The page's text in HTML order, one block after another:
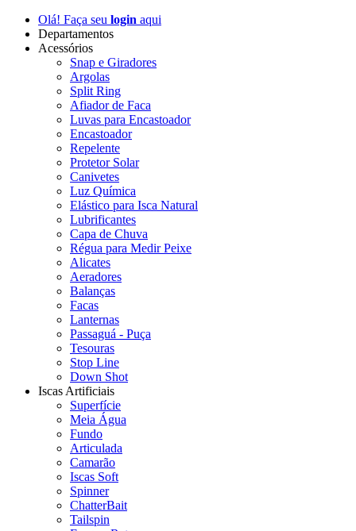
Olá! Faça seu login aqui
Departamentos
Acessórios
Snap e Giradores
Argolas
Split Ring
Afiador de Faca
Luvas para Encastoador
Encastoador
Repelente
Protetor Solar
Canivetes
Luz Química
Elástico para Isca Natural
Lubrificantes
Capa de Chuva
Régua para Medir Peixe
Alicates
Aeradores
Balanças
Facas
Lanternas
Passaguá - Puça
Tesouras
Stop Line
Down Shot
Iscas Artificiais
Superfície
Meia Água
Fundo
Articulada
Camarão
Iscas Soft
Spinner
ChatterBait
Tailspin